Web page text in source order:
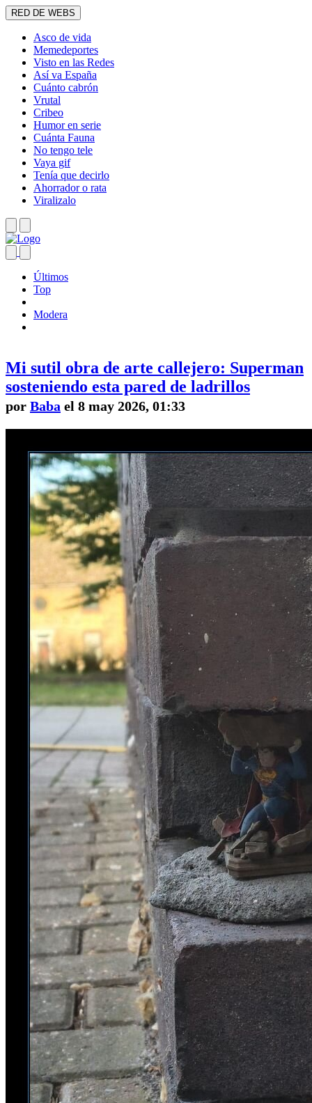
RED DE WEBS
Asco de vida
Memedeportes
Visto en las Redes
Así va España
Cuánto cabrón
Vrutal
Cribeo
Humor en serie
Cuánta Fauna
No tengo tele
Vaya gif
Tenía que decirlo
Ahorrador o rata
Viralizalo
Últimos
Top
Modera
Mi sutil obra de arte callejero: Superman
sosteniendo esta pared de ladrillos
por Baba el 8 may 2026, 01:33